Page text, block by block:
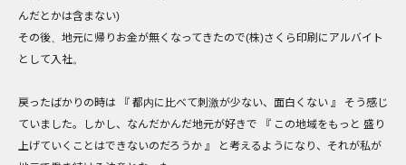
んだとかは含まない)
その後、地元に帰りお金が無くなってきたので(株)さくら印刷にアルバイト
として入社。
戻ったばかりの時は 『 都内に比べて刺激が少ない、面白くない 』 そう感じ
ていました。しかし、なんだかんだ地元が好きで 『 この地域をもっと 盛り
上げていくことはできないのだろうか 』 と考えるようになり、それが私が